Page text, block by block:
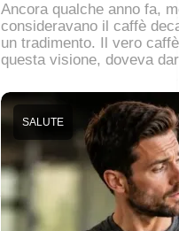
Ancora qualche anno fa,
consideravano il caffè
un tradimento. Il vero
questa visione, doveva
SALUTE